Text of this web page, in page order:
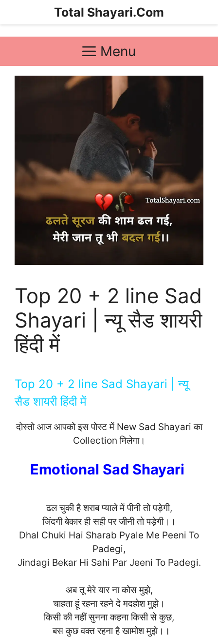
Total Shayari.Com
Menu
Top 20 + 2 line Sad
Shayari | न्यू सैड शायरी
हिंदी में
Top 20 + 2 line Sad Shayari | न्यू
सैड शायरी हिंदी में
दोस्तो आज आपको इस पोस्ट में New Sad Shayari का
Collection मिलेगा।
Emotional Sad Shayari
ढल चुकी है शराब प्याले में पीनी तो पड़ेगी,
जिंदगी बेकार ही सही पर जीनी तो पड़ेगी।।
Dhal Chuki Hai Sharab Pyale Me Peeni To
Padegi,
Jindagi Bekar Hi Sahi Par Jeeni To Padegi.
अब तू मेरे यार ना कोस मुझे,
चाहता हूं रहना रहने दे मदहोश मुझे।
किसी की नहीं सुनना कहना किसी से कुछ,
बस कुछ वक्त रहना है खामोश मुझे।।